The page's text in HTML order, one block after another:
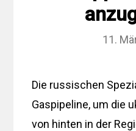
11.
Die russischen
Gaspipeline, um die
von hinten in der